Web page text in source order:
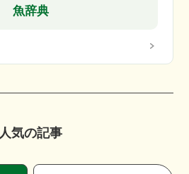
魚辞典
人気の記事